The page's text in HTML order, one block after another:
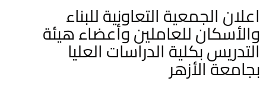
اعلان الجمعية التعاونية للبناء
والأسكان للعاملين وأعضاء هيئة
التدريس بكلية الدراسات العليا
بجامعة الأزهر